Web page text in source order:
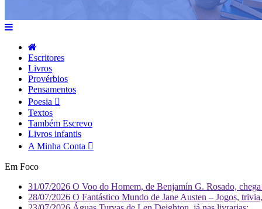
Escritores
Livros
Provérbios
Pensamentos
Poesia
Textos
Também Escrevo
Livros infantis
A Minha Conta
Em Foco
31/07/2026 O Voo do Homem, de Benjamín G. Rosado,
28/07/2026 O Fantástico Mundo de Jane Austen – Jogos,